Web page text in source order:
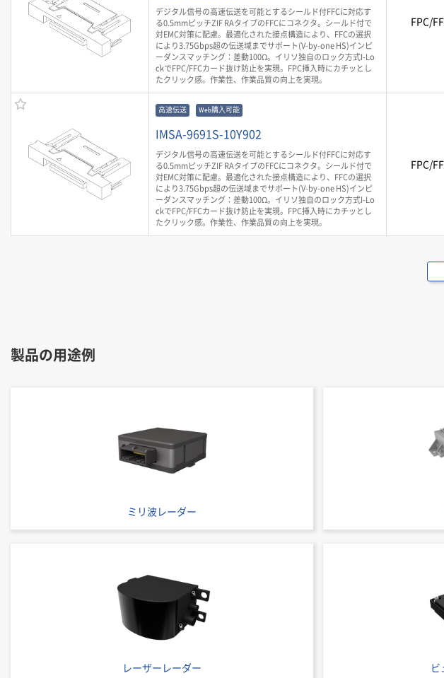
デジタル信号の高速伝送を可能とするシールド付FFCに対応す
る0.5mmピッチZIF RAタイプのFFCにコネクタ。シールド付で
対EMC対策に配慮。最適化された接点構造により、FFCの選択
により3.75Gbps超の伝送域までサポート(V-by-one HS)インピ
ーダンスマッチング：差動100Ω。イリソ独自のロック方式I-Lo
ckでFPC/FFCカード抜け防止を実現。FPC挿入時にカチッとし
たクリック感。作業性、作業品質の向上を実現。
FPC/
高速伝送 Web購入可能
IMSA-9691S-10Y902
デジタル信号の高速伝送を可能とするシールド付FFCに対応す
る0.5mmピッチZIF RAタイプのFFCにコネクタ。シールド付で
対EMC対策に配慮。最適化された接点構造により、FFCの選択
により3.75Gbps超の伝送域までサポート(V-by-one HS)インピ
ーダンスマッチング：差動100Ω。イリソ独自のロック方式I-Lo
ckでFPC/FFCカード抜け防止を実現。FPC挿入時にカチッとし
たクリック感。作業性、作業品質の向上を実現。
FPC/
製品の用途例
ミリ波レーダー
レーザーレーダー ビ